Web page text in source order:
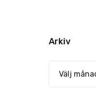
Arkiv